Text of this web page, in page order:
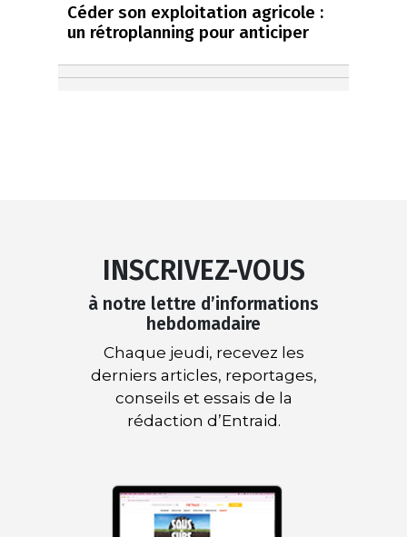
Céder son exploitation agricole :
un rétroplanning pour anticiper
INSCRIVEZ-VOUS
à notre lettre d’informations
hebdomadaire
Chaque jeudi, recevez les
derniers articles, reportages,
conseils et essais de la
rédaction d’Entraid.